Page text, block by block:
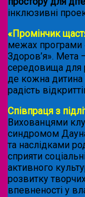
інклюзивні
«Промінчик
межах програми
Здоров’я». Мета
середовища для
де кожна дитина
радість
Співпраця з
Вихованцями
синдромом
та наслідками
сприяти
активного
розвитку
впевненості у